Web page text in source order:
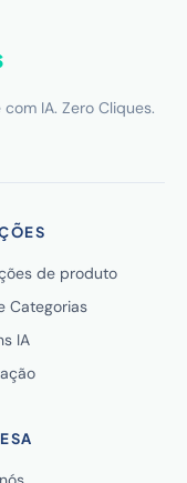
IA. Zero Cliques.
de produto
Categorias
IA